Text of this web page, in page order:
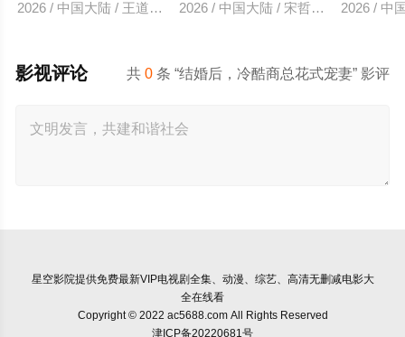
2026 / 中国大陆 / 王道铁＆谭盐盐2026 / 中国大陆 / 宋哲伦＆陈丹2026 / 中
共0 条 “结婚后，冷酷商总花式宠妻” 影评
影视评论
星空影院提供免费最新VIP电视剧全集、动漫、综艺、高清无删减电影大
全在线看
Copyright © 2022 ac5688.com All Rights Reserved
津ICP备20220681号